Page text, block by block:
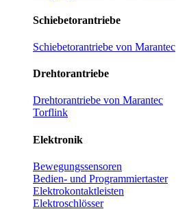
Schiebetorantriebe
Schiebetorantriebe von Marantec
Drehtorantriebe
Drehtorantriebe von Marantec
Torflink
Elektronik
Bewegungssensoren
Bedien- und Programmiertaster
Elektrokontaktleisten
Elektroschlösser